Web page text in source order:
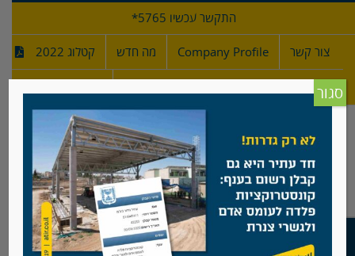
התקשר עכשיו 5765*
צור קשר Company Profile מה חדש קטלוג 2022
סגור